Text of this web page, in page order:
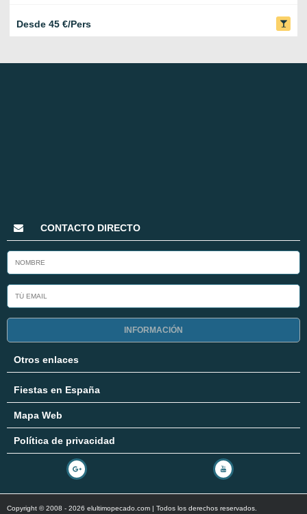
Desde 45 €/Pers
CONTACTO DIRECTO
INFORMACIÓN
Otros enlaces
Fiestas en España
Mapa Web
Política de privacidad
Copyright © 2008 - 2026 elultimopecado.com | Todos los derechos reservados.